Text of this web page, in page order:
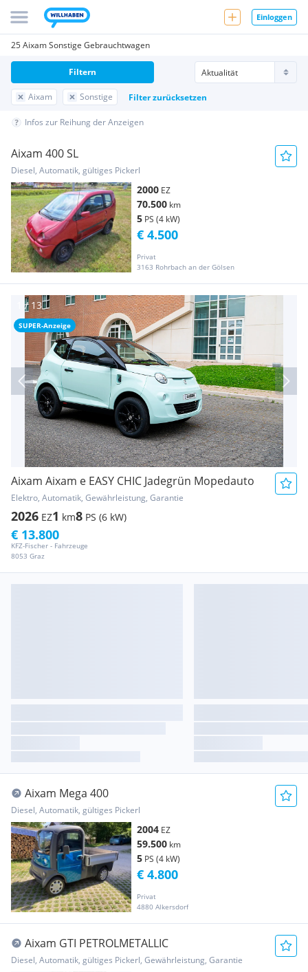
Einloggen
25 Aixam Sonstige Gebrauchtwagen
Aixam Sonstige Filter zurücksetzen
Filtern
Infos zur Reihung der Anzeigen
Aixam 400 SL
Diesel, Automatik, gültiges Pickerl
2000 EZ
70.500 km
5 PS (4 kW)
Privat
3163 Rohrbach an der Gölsen
€ 4.500
SUPER-Anzeige
Aixam Aixam e EASY CHIC Jadegrün Mopedauto
Elektro, Automatik, Gewährleistung, Garantie
2026 EZ1 km8 PS (6 kW)
KFZ-Fischer - Fahrzeuge
8053 Graz
€ 13.800
Aixam Mega 400
Diesel, Automatik, gültiges Pickerl
2004 EZ
59.500 km
5 PS (4 kW)
Privat
4880 Alkersdorf
€ 4.800
Aixam GTI PETROLMETALLIC
Diesel, Automatik, gültiges Pickerl, Gewährleistung, Garantie